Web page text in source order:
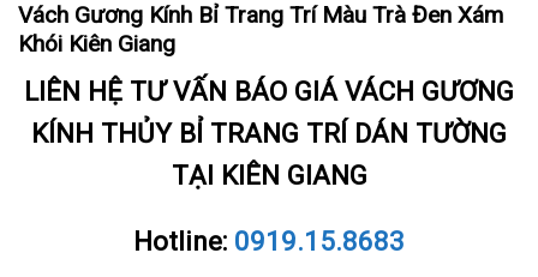
Vách Gương Kính Bỉ Trang Trí Màu Trà Đen Xám
Khói Kiên Giang
LIÊN HỆ TƯ VẤN BÁO GIÁ VÁCH GƯƠNG
KÍNH THỦY BỈ TRANG TRÍ DÁN TƯỜNG
TẠI KIÊN GIANG
Hotline: 0919.15.8683